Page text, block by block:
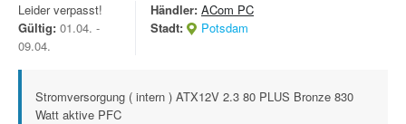
Leider verpasst!
Gültig: 01.04. -
09.04.
Händler: ACom PC
Stadt:
Potsdam
Stromversorgung ( intern ) ATX12V 2.3 80 PLUS Bronze 830
Watt aktive PFC